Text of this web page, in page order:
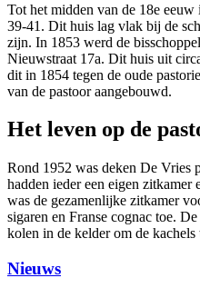
Tot het midden van de 18e
39-41. Dit huis lag vlak bij de
zijn. In 1853 werd de
Nieuwstraat 17a. Dit huis uit
dit in 1854 tegen de oude
van de pastoor aangebouwd.
Het leven op de
Rond 1952 was deken De Vries
hadden ieder een eigen
was de gezamenlijke zitkamer
sigaren en Franse cognac toe.
kolen in de kelder om de kachels
Nieuws